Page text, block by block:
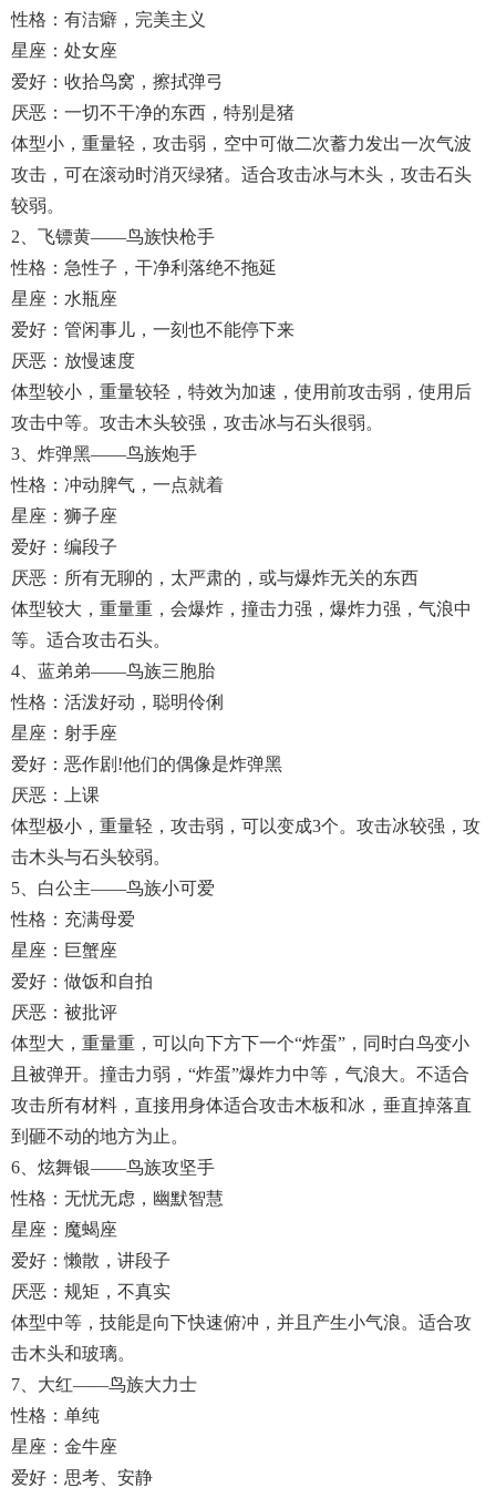
性格：有洁癖，完美主义
星座：处女座
爱好：收拾鸟窝，擦拭弹弓
厌恶：一切不干净的东西，特别是猪
体型小，重量轻，攻击弱，空中可做二次蓄力发出一次气波
攻击，可在滚动时消灭绿猪。适合攻击冰与木头，攻击石头
较弱。
2、飞镖黄——鸟族快枪手
性格：急性子，干净利落绝不拖延
星座：水瓶座
爱好：管闲事儿，一刻也不能停下来
厌恶：放慢速度
体型较小，重量较轻，特效为加速，使用前攻击弱，使用后
攻击中等。攻击木头较强，攻击冰与石头很弱。
3、炸弹黑——鸟族炮手
性格：冲动脾气，一点就着
星座：狮子座
爱好：编段子
厌恶：所有无聊的，太严肃的，或与爆炸无关的东西
体型较大，重量重，会爆炸，撞击力强，爆炸力强，气浪中
等。适合攻击石头。
4、蓝弟弟——鸟族三胞胎
性格：活泼好动，聪明伶俐
星座：射手座
爱好：恶作剧!他们的偶像是炸弹黑
厌恶：上课
体型极小，重量轻，攻击弱，可以变成3个。攻击冰较强，攻
击木头与石头较弱。
5、白公主——鸟族小可爱
性格：充满母爱
星座：巨蟹座
爱好：做饭和自拍
厌恶：被批评
体型大，重量重，可以向下方下一个“炸蛋”，同时白鸟变小
且被弹开。撞击力弱，“炸蛋”爆炸力中等，气浪大。不适合
攻击所有材料，直接用身体适合攻击木板和冰，垂直掉落直
到砸不动的地方为止。
6、炫舞银——鸟族攻坚手
性格：无忧无虑，幽默智慧
星座：魔蝎座
爱好：懒散，讲段子
厌恶：规矩，不真实
体型中等，技能是向下快速俯冲，并且产生小气浪。适合攻
击木头和玻璃。
7、大红——鸟族大力士
性格：单纯
星座：金牛座
爱好：思考、安静